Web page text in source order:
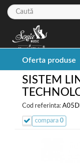
Oferta produse
SISTEM
Cod referinta:
compara 0